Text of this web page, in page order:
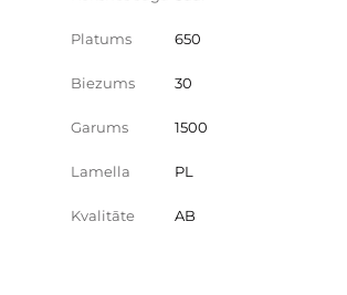
Platums 650
Biezums 30
Garums 1500
Lamella PL
Kvalitāte AB